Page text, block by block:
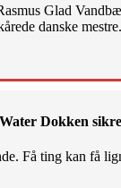
Glad
danske
Dokken
Få ting kan få